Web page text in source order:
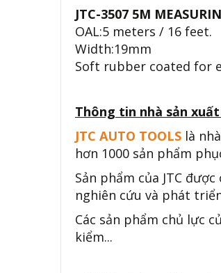
JTC-3507 5M
OAL:5 meters / 16 feet.
Width:19mm
Soft rubber coated for
Thông tin nhà sản xuất
JTC AUTO TOOLS là
hơn 1000 sản phẩm
Sản phẩm của JTC
nghiên cứu và phát
Các sản phẩm chủ lực
kiểm...